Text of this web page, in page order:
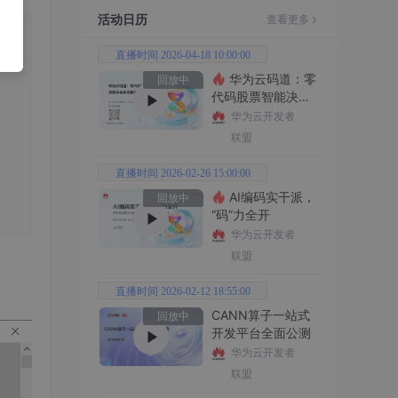
活动日历 查看更多
直播时间 2026-04-18 10:00:00
回放中
代码股票智能决策
平台全功能实战
华为云开发者
联盟
直播时间 2026-02-26 15:00:00
回放中
“码”力全开
华为云开发者
联盟
直播时间 2026-02-12 18:55:00
回放中
CANN算子一站式
开发平台全面公测
华为云开发者
联盟